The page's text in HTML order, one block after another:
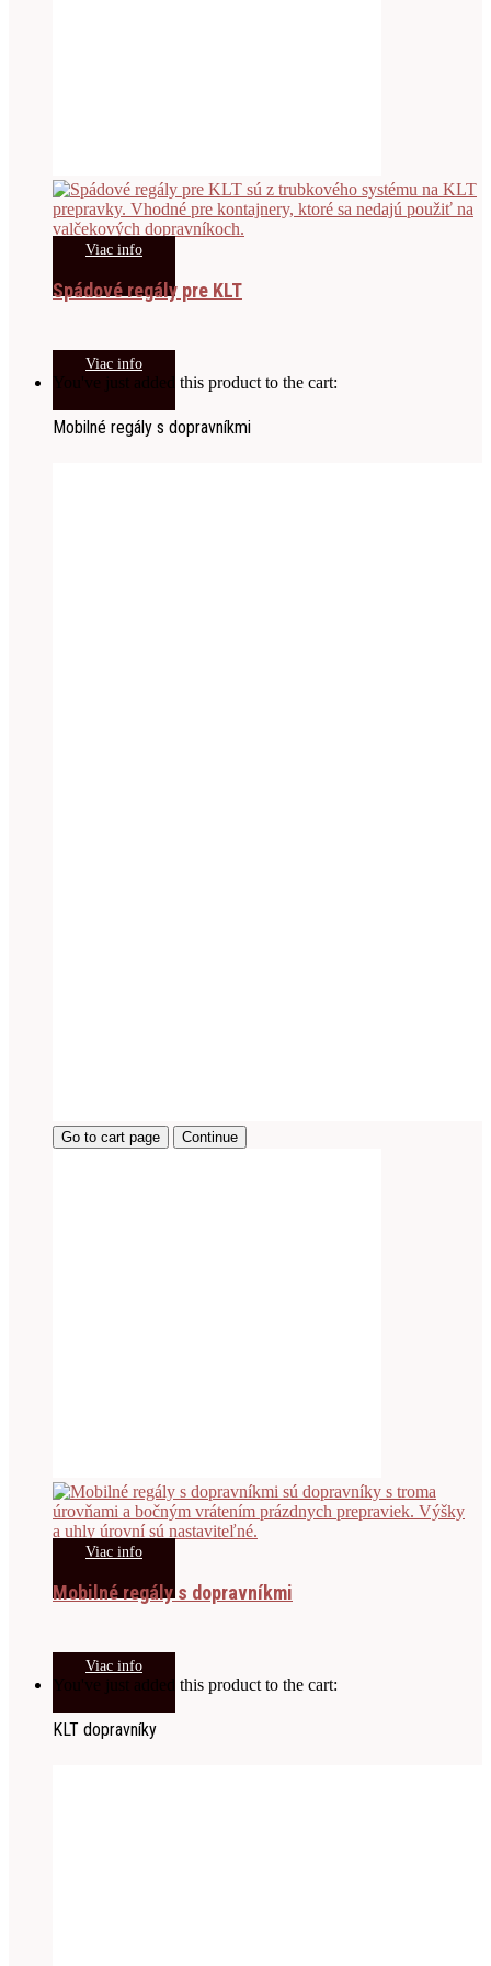
Viac info
Spádové regály pre KLT
Viac info
You've just added this product to the cart:
Mobilné regály s dopravníkmi
Go to cart page Continue
Viac info
Mobilné regály s dopravníkmi
Viac info
You've just added this product to the cart:
KLT dopravníky